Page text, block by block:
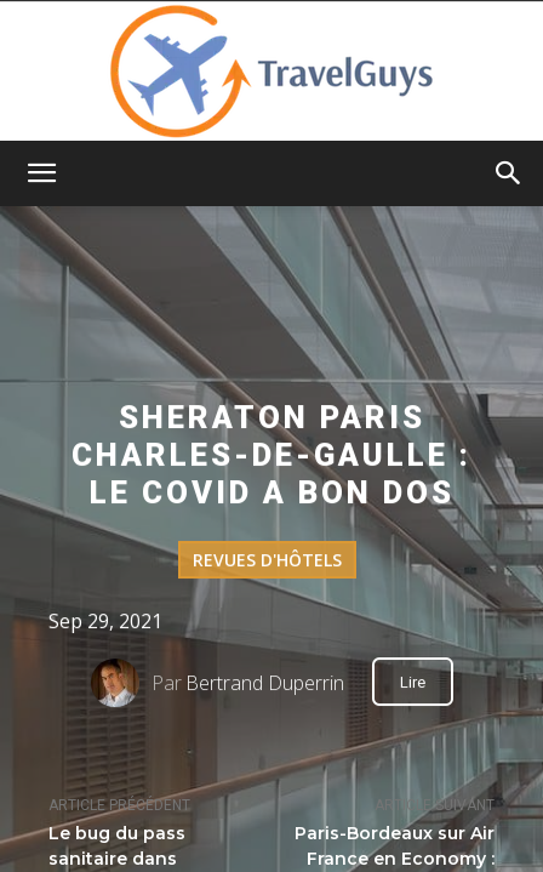
ARTICLE PRÉCÉDENT
Le bug du pass
sanitaire dans
ARTICLE SUIVANT
Paris-Bordeaux sur Air
France en Economy :
SHERATON PARIS
CHARLES-DE-GAULLE :
LE COVID A BON DOS
REVUES D'HÔTELS
Sep 29, 2021
Par Bertrand Duperrin Lire